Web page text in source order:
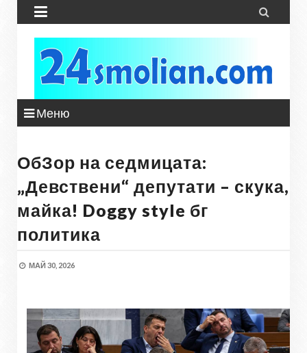
 
Меню
ОбЗор на седмицата:
„Девствени“ депутати – скука,
майка! Doggy style бг
политика
МАЙ 30, 2026